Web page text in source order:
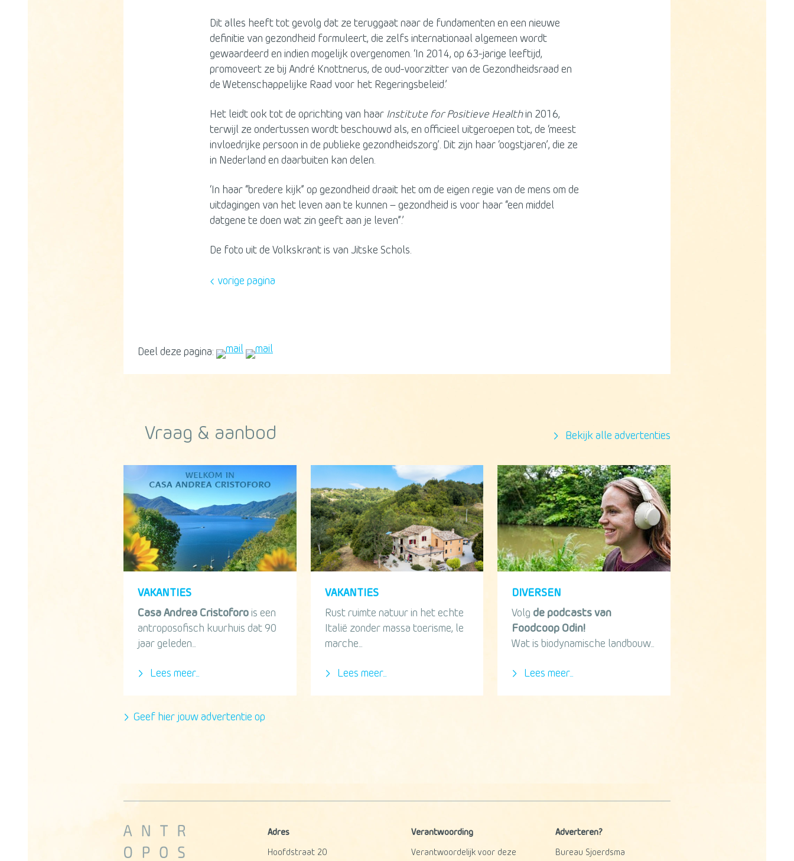
Dit alles heeft tot gevolg dat ze teruggaat naar de fundamenten en een nieuwe
definitie van gezondheid formuleert, die zelfs internationaal algemeen wordt
gewaardeerd en indien mogelijk overgenomen. ‘In 2014, op 63-jarige leeftijd,
promoveert ze bij André Knottnerus, de oud-voorzitter van de Gezondheidsraad en
de Wetenschappelijke Raad voor het Regeringsbeleid.’
Het leidt ook tot de oprichting van haar Institute for Positieve Healthin 2016,
terwijl ze ondertussen wordt beschouwd als, en officieel uitgeroepen tot, de ‘meest
invloedrijke persoon in de publieke gezondheidszorg’. Dit zijn haar ‘oogstjaren’, die ze
in Nederland en daarbuiten kan delen.
‘In haar “bredere kijk” op gezondheid draait het om de eigen regie van de mens om de
uitdagingen van het leven aan te kunnen – gezondheid is voor haar “een middel
datgene te doen wat zin geeft aan je leven”.’
De foto uit de Volkskrant is van Jitske Schols.
vorige pagina
Deel deze pagina:
Vraag & aanbod Bekijk alle advertenties
VAKANTIES
Casa Andrea Cristoforo is een
antroposofisch kuurhuis dat 90
jaar geleden...
Lees meer...
VAKANTIES
Rust ruimte natuur in het echte
Italië zonder massa toerisme, le
marche...
Lees meer...
DIVERSEN
Volg de podcasts van
Foodcoop Odin!
Wat is biodynamische landbouw...
Lees meer...
Geef hier jouw advertentie op
Adres
Hoofdstraat 20
Verantwoording
Verantwoordelijk voor deze
Adverteren?
Bureau Sjoerdsma